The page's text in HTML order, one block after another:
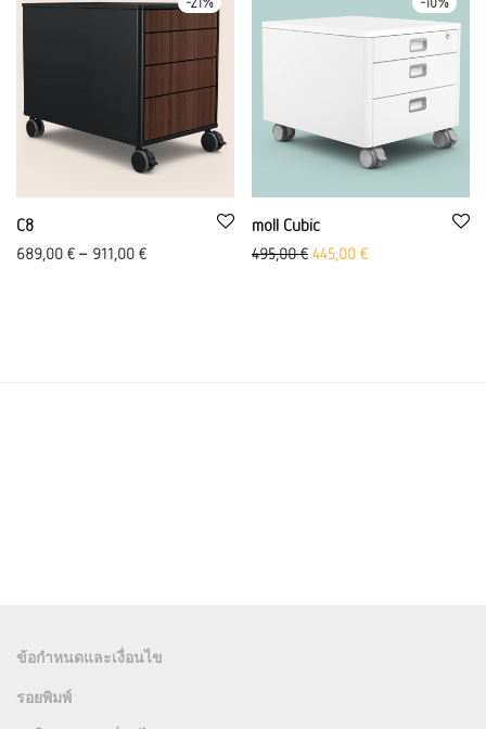
C8
689,00 € – 911,00 €
moll Cubic
495,00€ ราคาเดิมคือ: 495.00 ยูโร
445,00 €Aktueller Preis ist:
ข้อกำหนดและเงื่อนไข
รอยพิมพ์